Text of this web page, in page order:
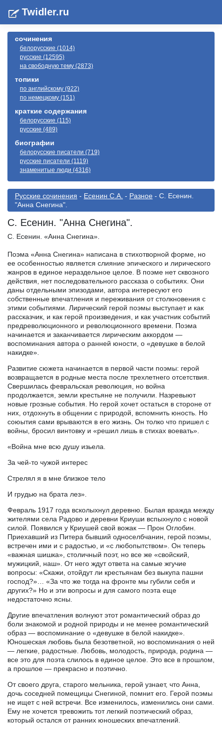
Twidler.ru
сочинения
белорусские (1014)
русские (12595)
на свободную тему (2873)
топики
по английскому (922)
по немецкому (151)
краткие содержания
белорусские (115)
русские (489)
биографии
белорусские писатели (719)
русские писатели (1119)
знаменитые люди (4316)
Русские сочинения - Есенин С.А. - Разное - С. Есенин.
"Анна Снегина".
С. Есенин. "Анна Снегина".
С. Есенин. «Анна Снегина».
Поэма «Анна Снегина» написана в стихотворной форме, но
ее особенностью является слияние эпического и лирического
жанров в единое нераздельное целое. В поэме нет сквозного
действия, нет последовательного рассказа о событиях. Они
даны отдельными эпизодами, автора интересуют его
собственные впечатления и переживания от столкновения с
этими событиями. Лирический герой поэмы выступает и как
рассказчик, и как герой произведения, и как участник событий
предреволюционного и революционного времени. Поэма
начинается и заканчивается лирическим аккордом —
воспоминания автора о ранней юности, о «девушке в белой
накидке».
Развитие сюжета начинается в первой части поэмы: герой
возвращается в родные места после трехлетнего отсетствия.
Свершилась февральская революция, но война
продолжается, земли крестьяне не получили. Назревыют
новые грозные события. Но герой хочет остаться в стороне от
них, отдохнуть в общении с природой, вспомнить юность. Но
союытия сами врываются в его жизнь. Он толко что пришел с
войны, бросил винтовку и «решил лишь в стихах воевать».
«Война мне всю душу изьела.
За чей-то чужой интерес
Стрелял я в мне близкое тело
И грудью на брата лез».
Февраль 1917 года всколыхнул деревню. Былая вражда между
жителями села Радово и деревни Криуши вспыхнуло с новой
силой. Появился у Криушей свой вожак — Прон Оглобин.
Приехавший из Питера бывший односелбчанин, герой поэмы,
встречен ими и с радостью, и «с любопытством». Он теперь
«важная шишка», столичный поэт, но все же «свойский,
мужицкий, наш». От него ждут ответа на самые жгучие
вопросы: «Скажи, отойдут ли крестьянам без выкупа пашни
господ?»… «За что же тогда на фронте мы губили себя и
других?» Но и эти вопросы и для самого поэта еще
недостаточно ясны.
Другие впечатления волнуют этот романтический образ до
боли знакомой и родной природы и не менее романтический
образ — воспоминание о «девушке в белой накидке».
Юношеская любовь была безответной, но воспоминания о ней
— легкие, радостные. Любовь, молодость, природа, родина —
все это для поэта слилось в единое целое. Это все в прошлом,
а прошлое — прекрасно и поэтично.
От своего друга, старого мельника, герой узнает, что Анна,
дочь соседней помещицы Снегиной, помнит его. Герой поэмы
не ищет с ней встречи. Все изменилось, изменились они сами.
Ему не хочется тревожить тот легкий поэтический образ,
который остался от ранних юношеских впечатлений.